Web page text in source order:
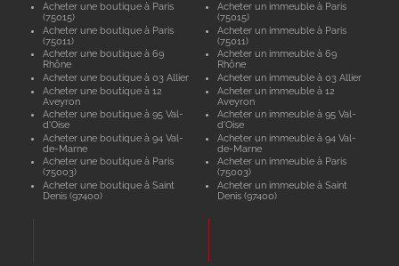
Acheter une boutique à Paris
(75015)
Acheter une boutique à Paris
(75011)
Acheter une boutique à 69
Rhône
Acheter une boutique à 03 Allier
Acheter une boutique à 12
Aveyron
Acheter une boutique à 95 Val-
d'Oise
Acheter une boutique à 94 Val-
de-Marne
Acheter une boutique à Paris
(75003)
Acheter une boutique à Saint
Denis (97400)
Acheter un immeuble à Paris
(75015)
Acheter un immeuble à Paris
(75011)
Acheter un immeuble à 69
Rhône
Acheter un immeuble à 03 Allier
Acheter un immeuble à 12
Aveyron
Acheter un immeuble à 95 Val-
d'Oise
Acheter un immeuble à 94 Val-
de-Marne
Acheter un immeuble à Paris
(75003)
Acheter un immeuble à Saint
Denis (97400)